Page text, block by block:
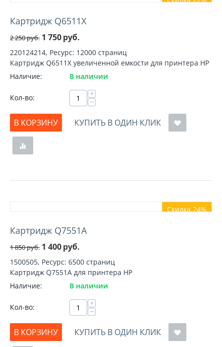
Картридж Q6511X
2 250руб. 1 750руб.
220124214, Ресурс: 12000 страниц
Картридж Q6511X увеличенной емкости для принтера HP
Наличие:
В наличии
Кол-во: +
−
В КОРЗИНУ
КУПИТЬ В ОДИН КЛИК
Скидка 24%
Картридж Q7551A
1 850руб. 1 400руб.
1500505, Ресурс: 6500 страниц
Картридж Q7551A для принтера HP
Наличие:
В наличии
Кол-во: +
−
В КОРЗИНУ
КУПИТЬ В ОДИН КЛИК